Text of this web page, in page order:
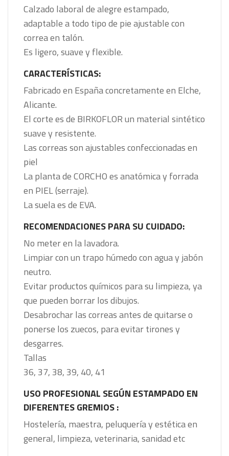
Calzado laboral de alegre estampado,
adaptable a todo tipo de pie ajustable con
correa en talón.
Es ligero, suave y flexible.
CARACTERÍSTICAS:
Fabricado en España concretamente en Elche,
Alicante.
El corte es de BIRKOFLOR un material sintético
suave y resistente.
Las correas son ajustables confeccionadas en
piel
La planta de CORCHO es anatómica y forrada
en PIEL (serraje).
La suela es de EVA.
RECOMENDACIONES PARA SU CUIDADO:
No meter en la lavadora.
Limpiar con un trapo húmedo con agua y jabón
neutro.
Evitar productos químicos para su limpieza, ya
que pueden borrar los dibujos.
Desabrochar las correas antes de quitarse o
ponerse los zuecos, para evitar tirones y
desgarres.
Tallas
36, 37, 38, 39, 40, 41
USO PROFESIONAL SEGÚN ESTAMPADO EN
DIFERENTES GREMIOS :
Hostelería, maestra, peluquería y estética en
general, limpieza, veterinaria, sanidad etc